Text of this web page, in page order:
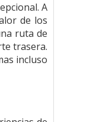
A
de los
ruta de
trasera.
incluso